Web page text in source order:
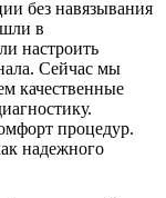
без навязывания
в
настроить
Сейчас мы
качественные
процедур.
надежного